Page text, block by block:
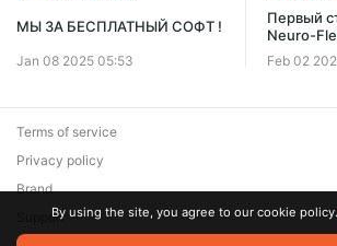
МЫ ЗА БЕСПЛАТНЫЙ СОФТ !
Jan 08 2025 05:53
Первый
Neuro-
Feb 02
Terms of service
Privacy policy
Brand
SupportBy using the site, you agree to our cookie policy.